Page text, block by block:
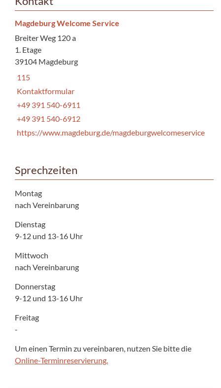
Magdeburg Welcome Service
Breiter Weg 120 a
1. Etage
39104 Magdeburg
115
Kontaktformular
+49 391 540-6911
+49 391 540-6912
https://www.magdeburg.de/magdeburgwelcomeservice
Sprechzeiten
Montag
nach Vereinbarung
Dienstag
9-12 und 13-16 Uhr
Mittwoch
nach Vereinbarung
Donnerstag
9-12 und 13-16 Uhr
Freitag
-
Um einen Termin zu vereinbaren, nutzen Sie bitte die
Online-Terminreservierung.